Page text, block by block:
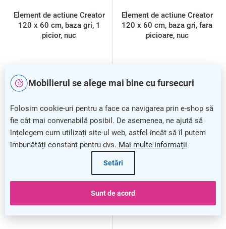
Mobilierul se alege mai bine cu fursecuri
Folosim cookie-uri pentru a face ca navigarea prin e-shop să
fie cât mai convenabilă posibil. De asemenea, ne ajută să
înțelegem cum utilizați site-ul web, astfel încât să îl putem
îmbunătăți constant pentru dvs. Mai multe informații
Setări
Sunt de acord
Element de actiune Creator
120 x 60 cm, baza gri, 1
picior, nuc
Element de actiune Creator
120 x 60 cm, baza gri, fara
picioare, nuc